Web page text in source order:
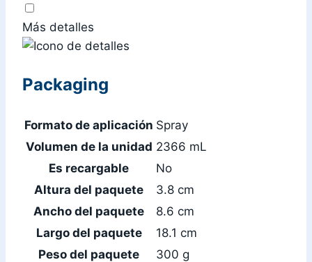
Más detalles
Packaging
Formato de aplicación Spray
Volumen de la unidad 2366 mL
Es recargable
No
Altura del paquete
3.8 cm
Ancho del paquete
8.6 cm
Largo del paquete
18.1 cm
Peso del paquete
300 g